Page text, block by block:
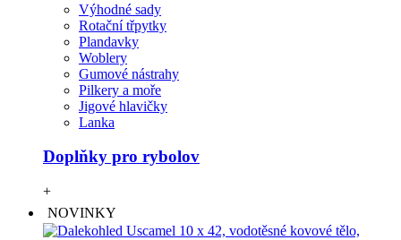
Výhodné sady
Rotační třpytky
Plandavky
Woblery
Gumové nástrahy
Pilkery a moře
Jigové hlavičky
Lanka
Doplňky pro rybolov
+
NOVINKY